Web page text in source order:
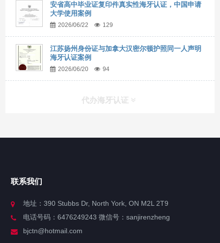
安省高中毕业证复印件真实性海牙认证，中国申请
大学使用案例
2026/06/22 129
江苏扬州身份证与加拿大汉密尔顿护照同一人声明
海牙认证案例
2026/06/20 94
代办海牙认证
服务分类
联系我们
地址：390 Stubbs Dr, North York, ON M2L 2T9
电话号码：6476249243 微信号：sanjirenzheng
bjctn@hotmail.com